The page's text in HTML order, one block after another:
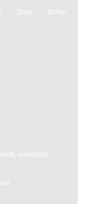
Drap Safari
шоколад